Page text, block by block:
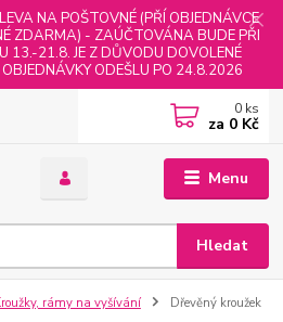
NA POŠTOVNÉ (PŘÍ OBJEDNÁVCE
ZDARMA) - ZAÚČTOVÁNA BUDE PŘI
13.-21.8. JE Z DŮVODU DOVOLENÉ
ODEŠLU PO 24.8.2026
Menu
Hledat
0 ks
za 0 Kč
rámy na vyšívání
Dřevěný kroužek